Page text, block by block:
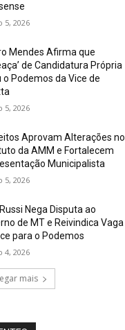
5, 2026
Mendes Afirma que
de Candidatura Própria
o Podemos da Vice de
5, 2026
Aprovam Alterações no
da AMM e Fortalecem
Municipalista
5, 2026
Nega Disputa ao
de MT e Reivindica Vaga
para o Podemos
4, 2026
mais